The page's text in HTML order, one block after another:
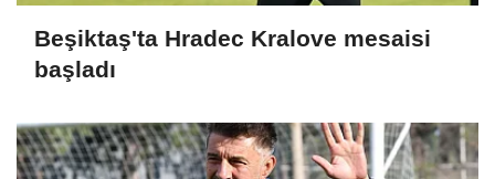
Beşiktaş'ta Hradec Kralove mesaisi
başladı